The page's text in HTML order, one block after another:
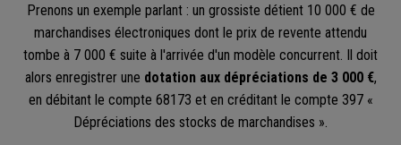
Prenons un exemple parlant : un grossiste détient 10 000 € de
marchandises électroniques dont le prix de revente attendu
tombe à 7 000 € suite à l'arrivée d'un modèle concurrent. Il doit
alors enregistrer une dotation aux dépréciations de 3 000 €,
en débitant le compte 68173 et en créditant le compte 397 «
Dépréciations des stocks de marchandises ».